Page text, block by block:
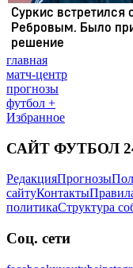
главная
матч-центр
прогнозы
футбол +
Избранное
САЙТ ФУТБОЛ
РедакцияПрогнозы
сайтуКонтакты
политикаСтруктура
Соц. сети